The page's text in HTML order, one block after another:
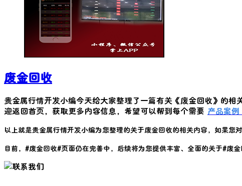
废金回收
贵金属行情开发小编今天给大家整理了一篇有关《废金回收》的相
迎返回首页，获取更多内容信息，希望可以帮到每个需要 产品案例
以上就是贵金属行情开发小编为您整理的关于废金回收的相关内容，如果您
目前，#废金回收#页面仍在完善中，后续将为您提供丰富、全面的关于#废